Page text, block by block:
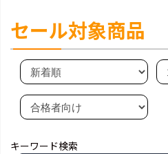
セール対象商品
キーワード検索